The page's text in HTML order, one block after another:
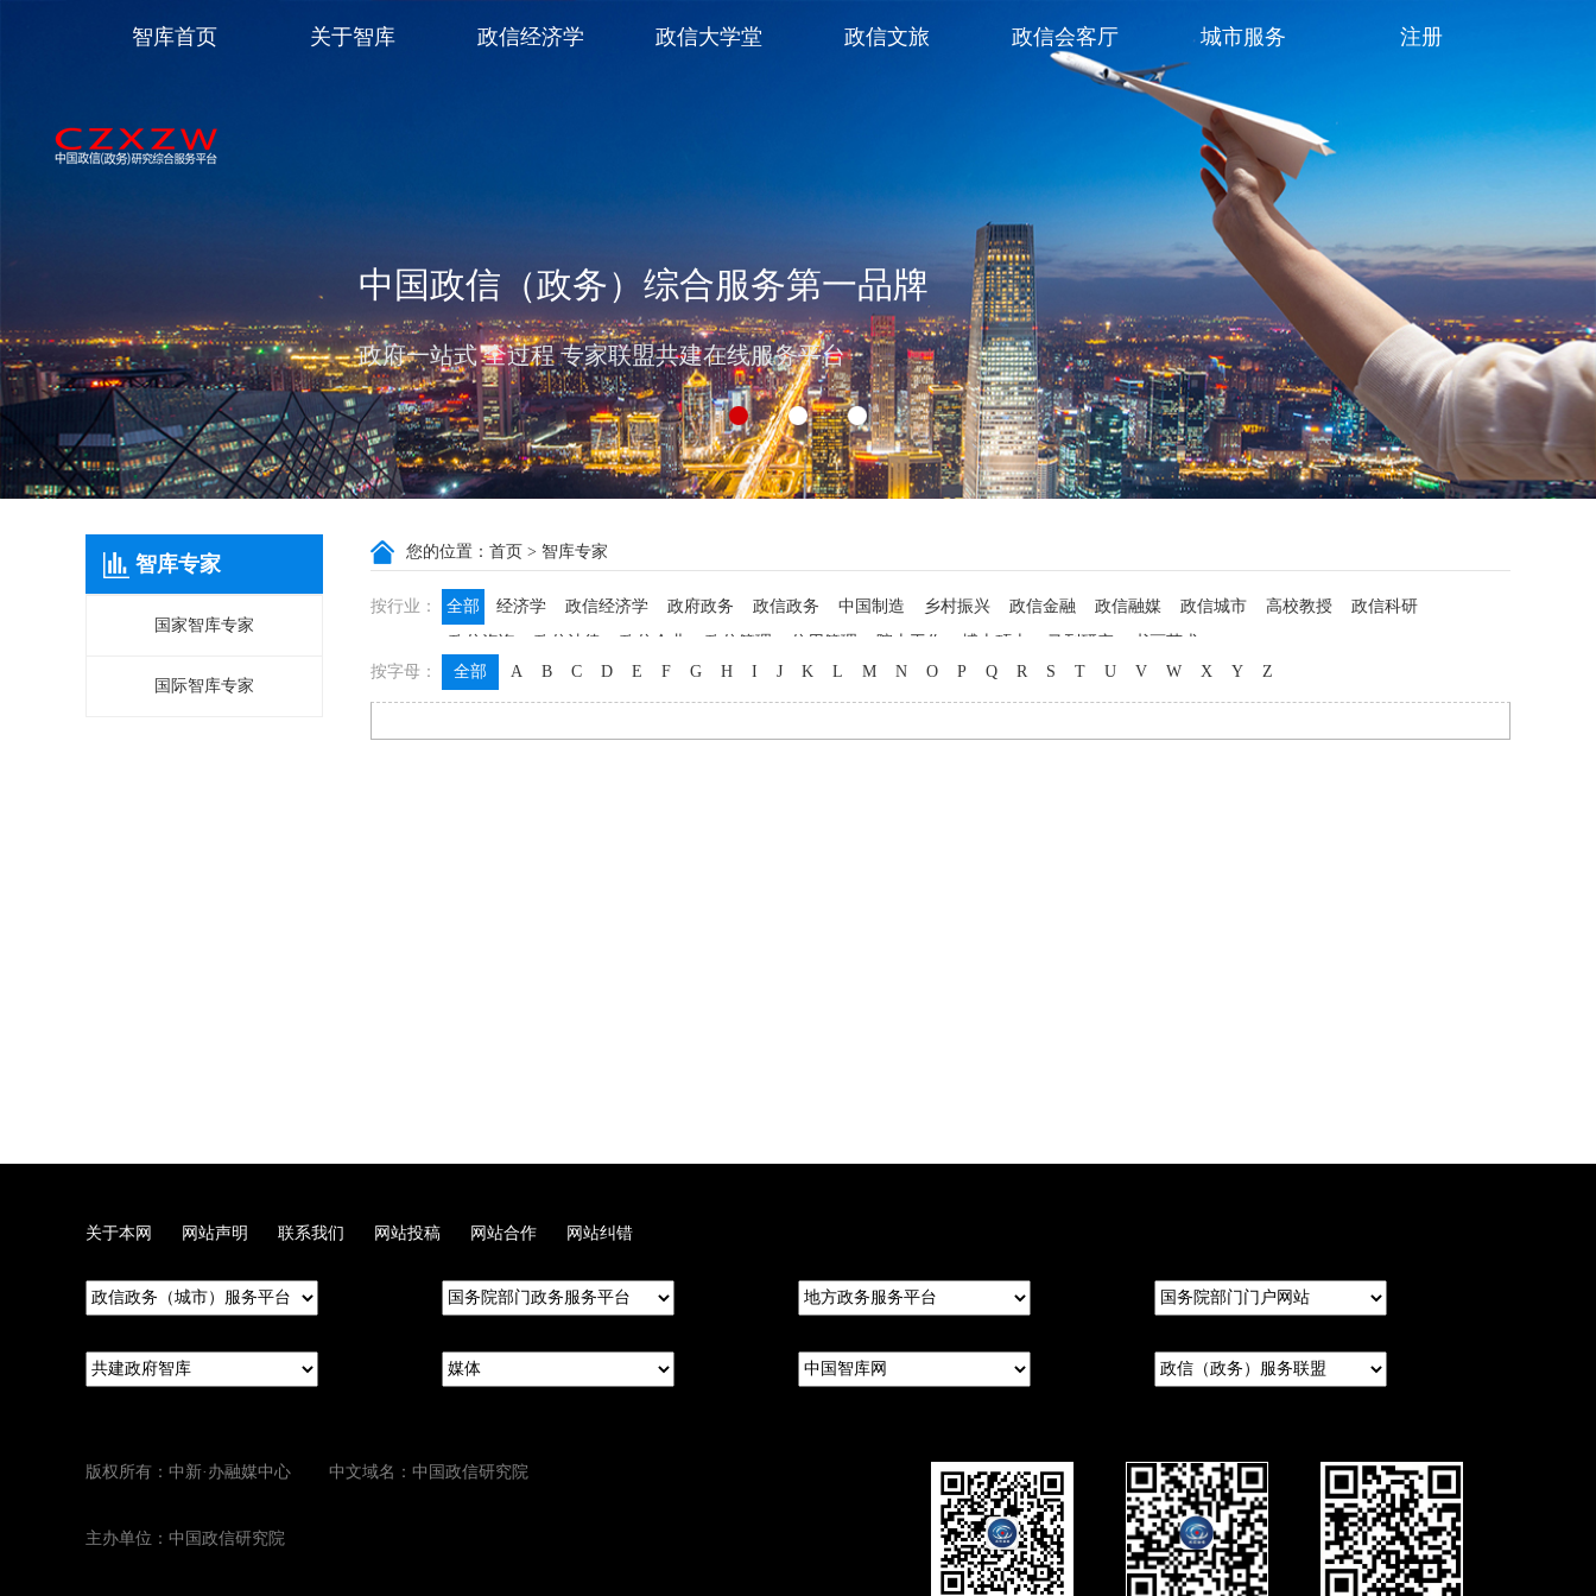
中国政信（政务）综合服务第一品牌
政府一站式 全过程 专家联盟共建在线服务平台
智库首页 关于智库 政信经济学 政信大学堂 政信文旅 政信会客厅 城市服务 注册
智库专家
国家智库专家
国际智库专家
您的位置： 首页 > 智库专家
按行业： 全部 经济学 政信经济学 政府政务 政信政务 中国制造 乡村振兴 政信金融 政信融媒 政信城市 高校教授
政信科研
政信咨询
政信法律 政信企业 政信管理 信用管理 院士工作 博士硕士 马列研究
书画艺术
按字母：
全部 A B C D E F G H I J K L M N O P Q R S T U V W X Y Z
关于本网 网站声明 联系我们 网站投稿 网站合作 网站纠错
版权所有：中新·办融媒中心 中文域名：中国政信研究院
主办单位：中国政信研究院